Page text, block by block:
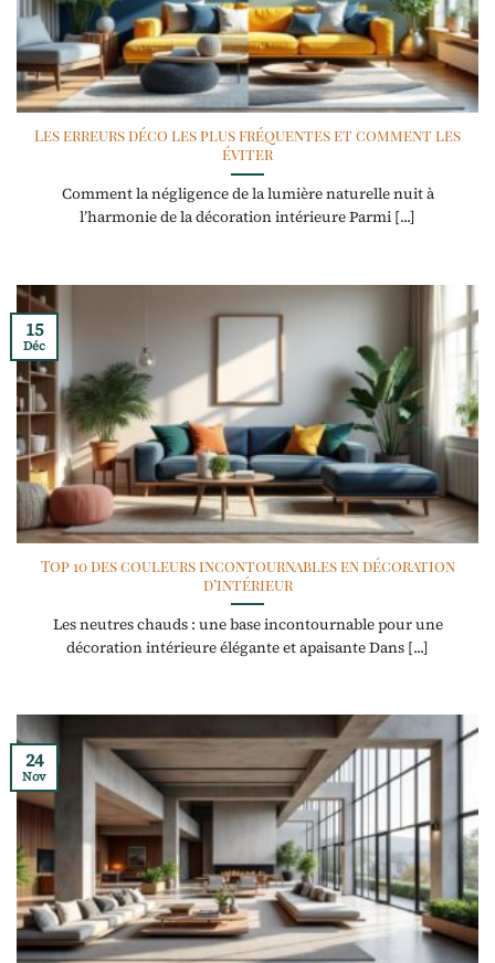
Les erreurs déco les plus fréquentes et comment les
éviter
Comment la négligence de la lumière naturelle nuit à
l’harmonie de la décoration intérieure Parmi [...]
Top 10 des couleurs incontournables en décoration
d’intérieur
Les neutres chauds : une base incontournable pour une
décoration intérieure élégante et apaisante Dans [...]
15
Déc
24
Nov